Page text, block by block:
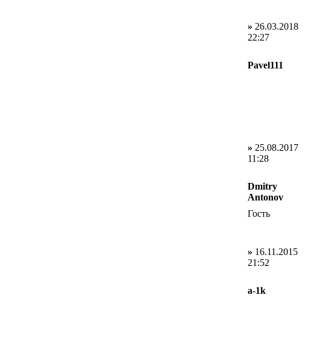
» 26.03.2018
22:27
Pavel111
» 25.08.2017
11:28
Dmitry
Antonov
Гость
» 16.11.2015
21:52
a-1k